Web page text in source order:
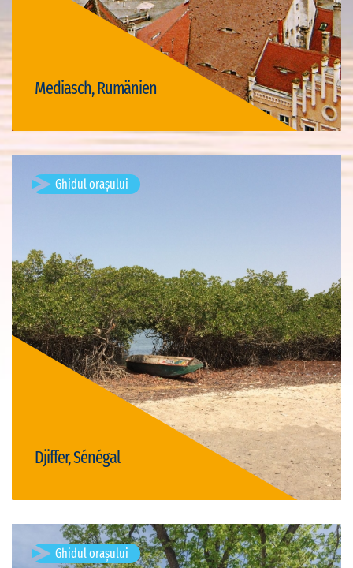
Mediasch, Rumänien
Vizită Mediasch
Djiffer, Sénégal
Ghidul orașului
Vizită Djiffer
Ghidul orașului Sighișoara, Romania